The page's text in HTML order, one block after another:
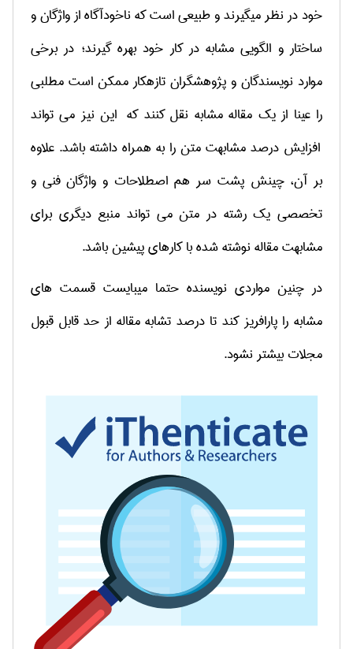
خود در نظر می­گیرند و طبیعی است که ناخودآگاه از واژگان و
ساختار و الگویی مشابه در کار خود بهره گیرند؛ در برخی
موارد نویسندگان و پژوهشگران تازه­کار ممکن است مطلبی
را عینا از یک مقاله مشابه نقل کنند که این نیز می تواند
افزایش درصد مشابهت متن را به همراه داشته باشد. علاوه
بر آن، چینش پشت سر هم اصطلاحات و واژگان فنی و
تخصصی یک رشته در متن می تواند منبع دیگری برای
مشابهت مقاله نوشته شده با کارهای پیشین باشد.
در چنین مواردی نویسنده حتما می­بایست قسمت­ های
مشابه را پارافریز کند تا درصد تشابه مقاله از حد قابل قبول
مجلات بیشتر نشود.